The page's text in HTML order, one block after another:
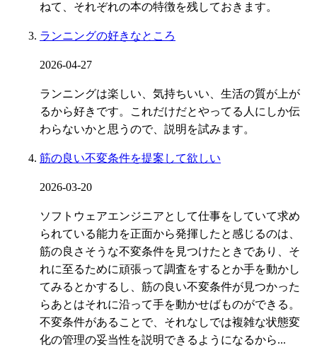
ねて、それぞれの本の特徴を残しておきます。
ランニングの好きなところ
2026-04-27
ランニングは楽しい、気持ちいい、生活の質が上が
るから好きです。これだけだとやってる人にしか伝
わらないかと思うので、説明を試みます。
筋の良い不変条件を提案して欲しい
2026-03-20
ソフトウェアエンジニアとして仕事をしていて求め
られている能力を正面から発揮したと感じるのは、
筋の良さそうな不変条件を見つけたときであり、そ
れに至るために頑張って調査をするとか手を動かし
てみるとかするし、筋の良い不変条件が見つかった
らあとはそれに沿って手を動かせばものができる。
不変条件があることで、それなしでは複雑な状態変
化の管理の妥当性を説明できるようになるから...